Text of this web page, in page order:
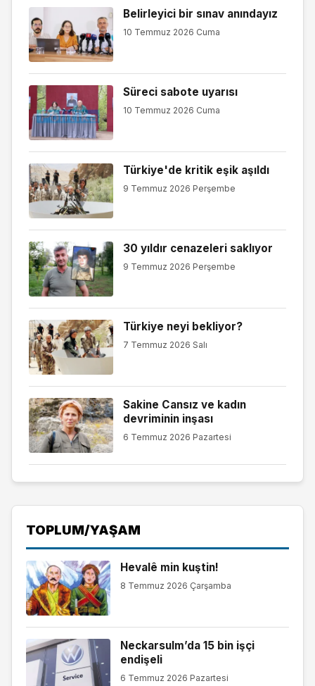
Belirleyici bir sınav anındayız
10 Temmuz 2026 Cuma
Süreci sabote uyarısı
10 Temmuz 2026 Cuma
Türkiye'de kritik eşik aşıldı
9 Temmuz 2026 Perşembe
30 yıldır cenazeleri saklıyor
9 Temmuz 2026 Perşembe
Türkiye neyi bekliyor?
7 Temmuz 2026 Salı
Sakine Cansız ve kadın
devriminin inşası
6 Temmuz 2026 Pazartesi
TOPLUM/YAŞAM
Hevalê min kuştin!
8 Temmuz 2026 Çarşamba
Neckarsulm’da 15 bin işçi
endişeli
6 Temmuz 2026 Pazartesi